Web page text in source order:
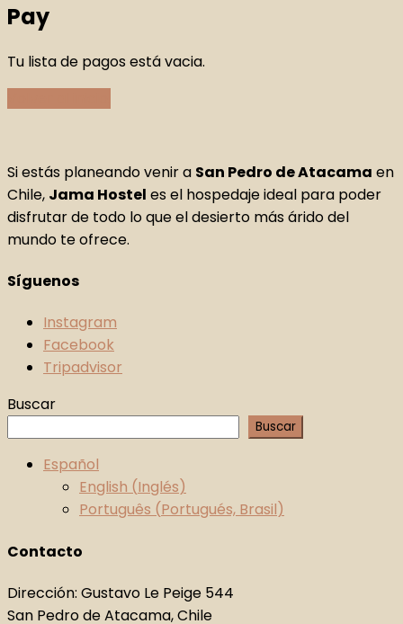
Pay
Tu lista de pagos está vacia.
Si estás planeando venir a San Pedro de Atacama en
Chile, Jama Hostel es el hospedaje ideal para poder
disfrutar de todo lo que el desierto más árido del
mundo te ofrece.
Síguenos
Instagram
Facebook
Tripadvisor
Buscar
Buscar
Español
English (Inglés)
Português (Portugués, Brasil)
Contacto
Dirección: Gustavo Le Peige 544
San Pedro de Atacama, Chile